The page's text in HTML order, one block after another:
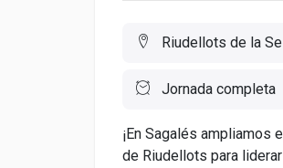
Riudellots de la
Jornada completa
¡En Sagalés ampliamos
de Riudellots para